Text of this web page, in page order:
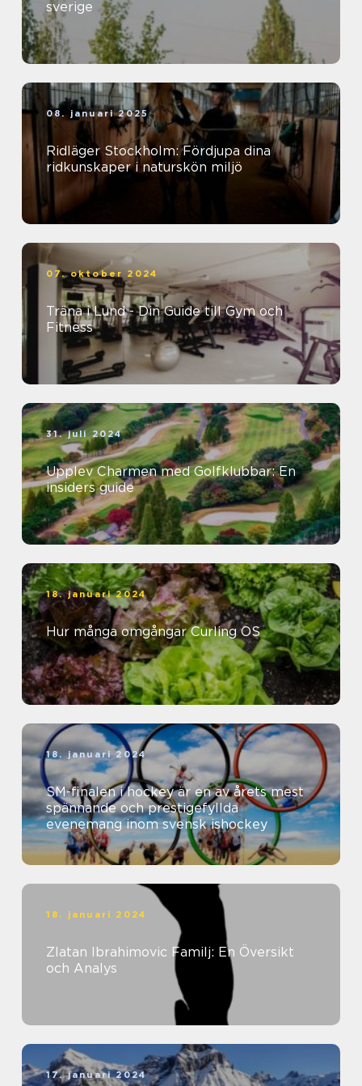
sverige
08. januari 2025
Ridläger Stockholm: Fördjupa dina
ridkunskaper i naturskön miljö
07. oktober 2024
Träna i Lund - Din Guide till Gym och
Fitness
31. juli 2024
Upplev Charmen med Golfklubbar: En
insiders guide
18. januari 2024
Hur många omgångar Curling OS
18. januari 2024
SM-finalen i hockey är en av årets mest
spännande och prestigefyllda
evenemang inom svensk ishockey
18. januari 2024
Zlatan Ibrahimovic Familj: En Översikt
och Analys
17. januari 2024